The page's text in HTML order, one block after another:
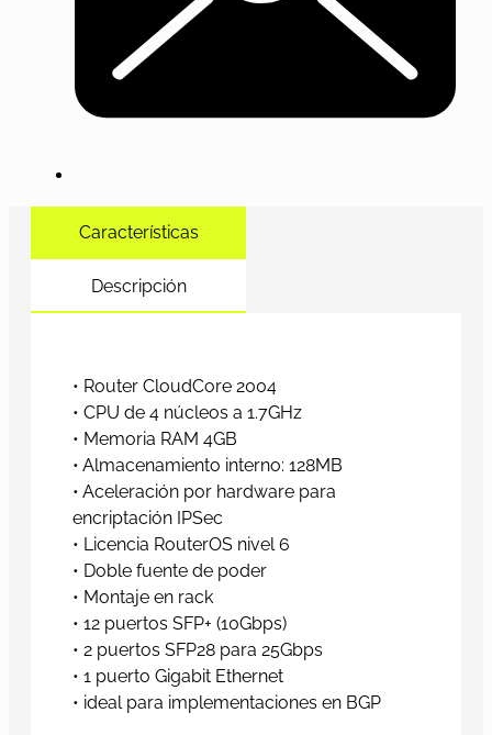
Características
Descripción
• Router CloudCore 2004
• CPU de 4 núcleos a 1.7GHz
• Memoria RAM 4GB
• Almacenamiento interno: 128MB
• Aceleración por hardware para
encriptación IPSec
• Licencia RouterOS nivel 6
• Doble fuente de poder
• Montaje en rack
• 12 puertos SFP+ (10Gbps)
• 2 puertos SFP28 para 25Gbps
• 1 puerto Gigabit Ethernet
• ideal para implementaciones en BGP